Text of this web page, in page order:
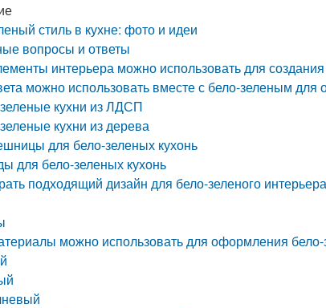
стиль в кухне: фото и идеи
вопросы и ответы
интерьера можно использовать для
можно использовать вместе с бело-зеленым
кухни из ЛДСП
кухни из дерева
для бело-зеленых кухонь
для бело-зеленых кухонь
подходящий дизайн для бело-зеленого
можно использовать для оформления бело-